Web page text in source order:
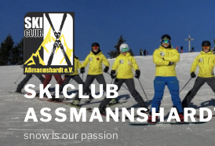
Inhalt
springen
SKICLUB
ASSMANNSHARDT
snow is our passion